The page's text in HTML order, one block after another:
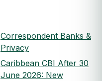
Correspondent Banks &
Privacy
Caribbean CBI After 30
June 2026: New